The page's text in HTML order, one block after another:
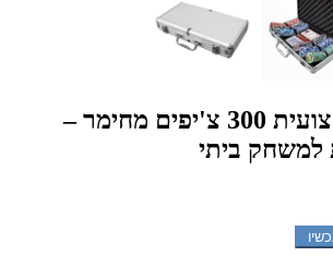
ערכת פוקר מקצועית 300 צ'יפים מחימר –
למשחק ביתי